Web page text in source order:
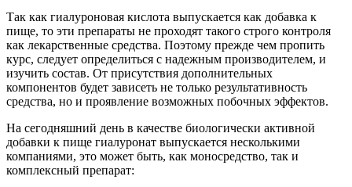
Так как гиалуроновая кислота выпускается как добавка к
пище, то эти препараты не проходят такого строго контроля
как лекарственные средства. Поэтому прежде чем пропить
курс, следует определиться с надежным производителем, и
изучить состав. От присутствия дополнительных
компонентов будет зависеть не только результативность
средства, но и проявление возможных побочных эффектов.
На сегодняшний день в качестве биологически активной
добавки к пище гиалуронат выпускается несколькими
компаниями, это может быть, как моносредство, так и
комплексный препарат: